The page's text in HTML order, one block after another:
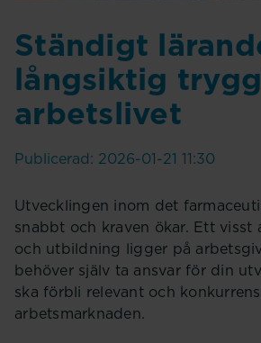
Ständigt
långsiktig
arbetslivet
Publicerad: 2026-01-21 11:30
Utvecklingen inom det
snabbt och kraven ökar. Ett visst
och utbildning ligger på
behöver själv ta ansvar för din
ska förbli relevant och
arbetsmarknaden.